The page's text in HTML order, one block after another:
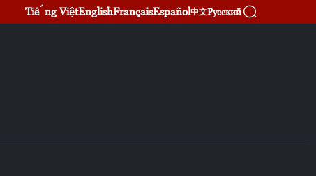
Tiếng ViệtEnglishFrançaisEspañol中文Русский